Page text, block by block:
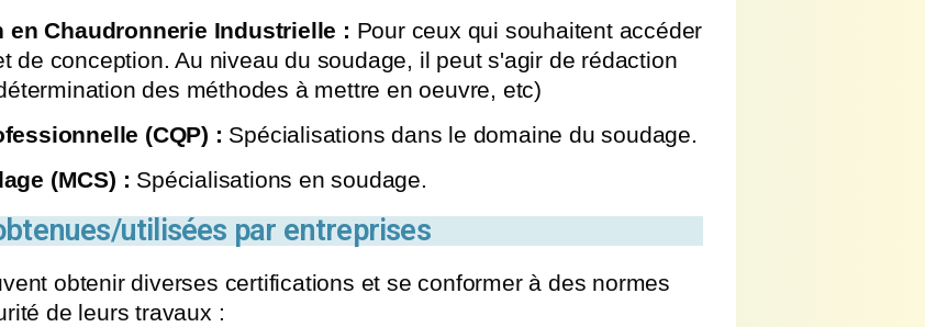
en Chaudronnerie Industrielle : Pour ceux qui souhaitent accéder
de conception. Au niveau du soudage, il peut s'agir de rédaction
des méthodes à mettre en oeuvre, etc)
(CQP) : Spécialisations dans le domaine du soudage.
(MCS) : Spécialisations en soudage.
utilisées par entreprises
obtenir diverses certifications et se conformer à des normes
de leurs travaux :